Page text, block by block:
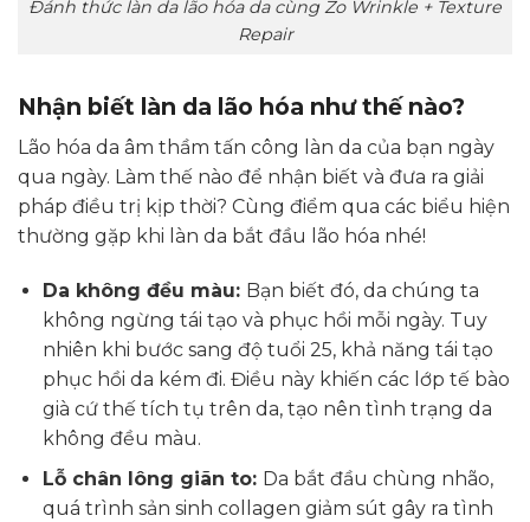
Đánh thức làn da lão hóa da cùng Zo Wrinkle + Texture
Repair
Nhận biết làn da lão hóa như thế nào?
Lão hóa da âm thầm tấn công làn da của bạn ngày
qua ngày. Làm thế nào để nhận biết và đưa ra giải
pháp điều trị kịp thời? Cùng điểm qua các biểu hiện
thường gặp khi làn da bắt đầu lão hóa nhé!
Da không đều màu: Bạn biết đó, da chúng ta
không ngừng tái tạo và phục hồi mỗi ngày. Tuy
nhiên khi bước sang độ tuổi 25, khả năng tái tạo
phục hồi da kém đi. Điều này khiến các lớp tế bào
già cứ thế tích tụ trên da, tạo nên tình trạng da
không đều màu.
Lỗ chân lông giãn to: Da bắt đầu chùng nhão,
quá trình sản sinh collagen giảm sút gây ra tình